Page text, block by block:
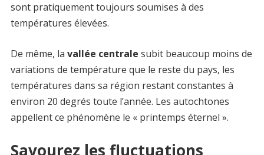
sont pratiquement toujours soumises à des
températures élevées.
De même, la vallée centrale subit beaucoup moins de
variations de température que le reste du pays, les
températures dans sa région restant constantes à
environ 20 degrés toute l’année. Les autochtones
appellent ce phénomène le « printemps éternel ».
Savourez les fluctuations